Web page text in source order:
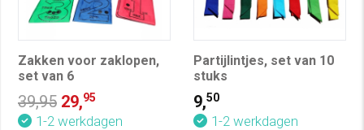
Zakken voor zaklopen,
set van 6
39,95 29,95
1-2 werkdagen
Partijlintjes, set van 10
stuks
9,50
1-2 werkdagen